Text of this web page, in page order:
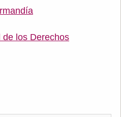
de los Derechos